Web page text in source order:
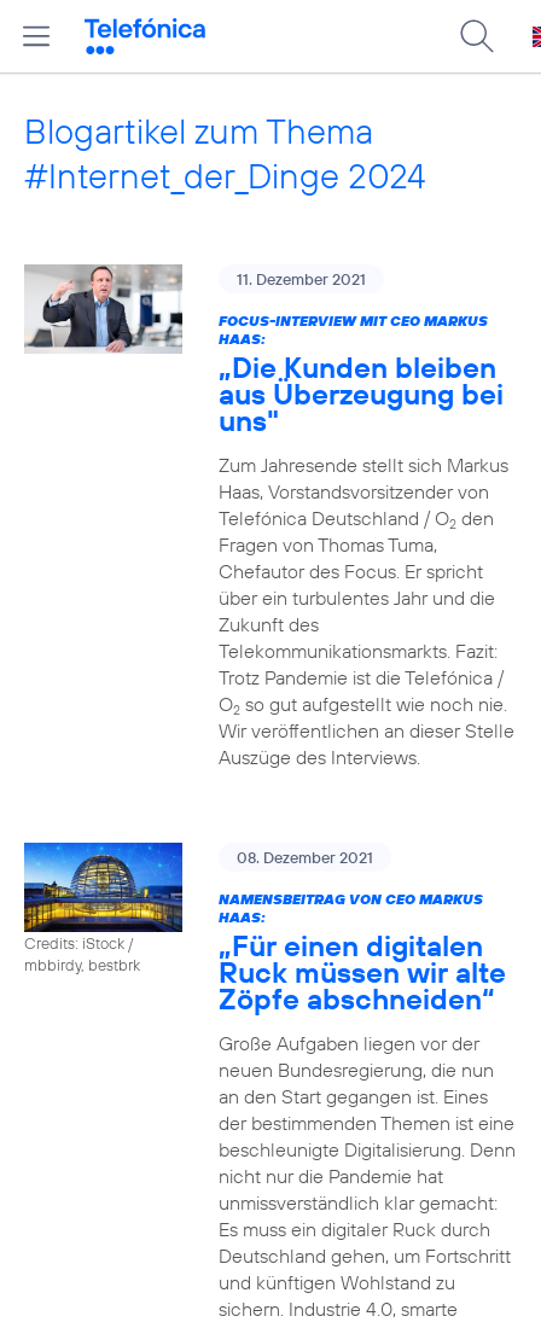
Blogartikel zum Thema
#Internet_der_Dinge 2024
11. Dezember 2021
FOCUS-INTERVIEW MIT CEO MARKUS
HAAS:
„Die Kunden bleiben
aus Überzeugung bei
uns"
Zum Jahresende stellt sich Markus
Haas, Vorstandsvorsitzender von
Telefónica Deutschland / O2den
Fragen von Thomas Tuma,
Chefautor des Focus. Er spricht
über ein turbulentes Jahr und die
Zukunft des
Telekommunikationsmarkts. Fazit:
Trotz Pandemie ist die Telefónica /
O2so gut aufgestellt wie noch nie.
Wir veröffentlichen an dieser Stelle
Auszüge des Interviews.
Credits: iStock /
mbbirdy, bestbrk
08. Dezember 2021
NAMENSBEITRAG VON CEO MARKUS
HAAS:
„Für einen digitalen
Ruck müssen wir alte
Zöpfe abschneiden“
Große Aufgaben liegen vor der
neuen Bundesregierung, die nun
an den Start gegangen ist. Eines
der bestimmenden Themen ist eine
beschleunigte Digitalisierung. Denn
nicht nur die Pandemie hat
unmissverständlich klar gemacht:
Es muss ein digitaler Ruck durch
Deutschland gehen, um Fortschritt
und künftigen Wohlstand zu
sichern. Industrie 4.0, smarte